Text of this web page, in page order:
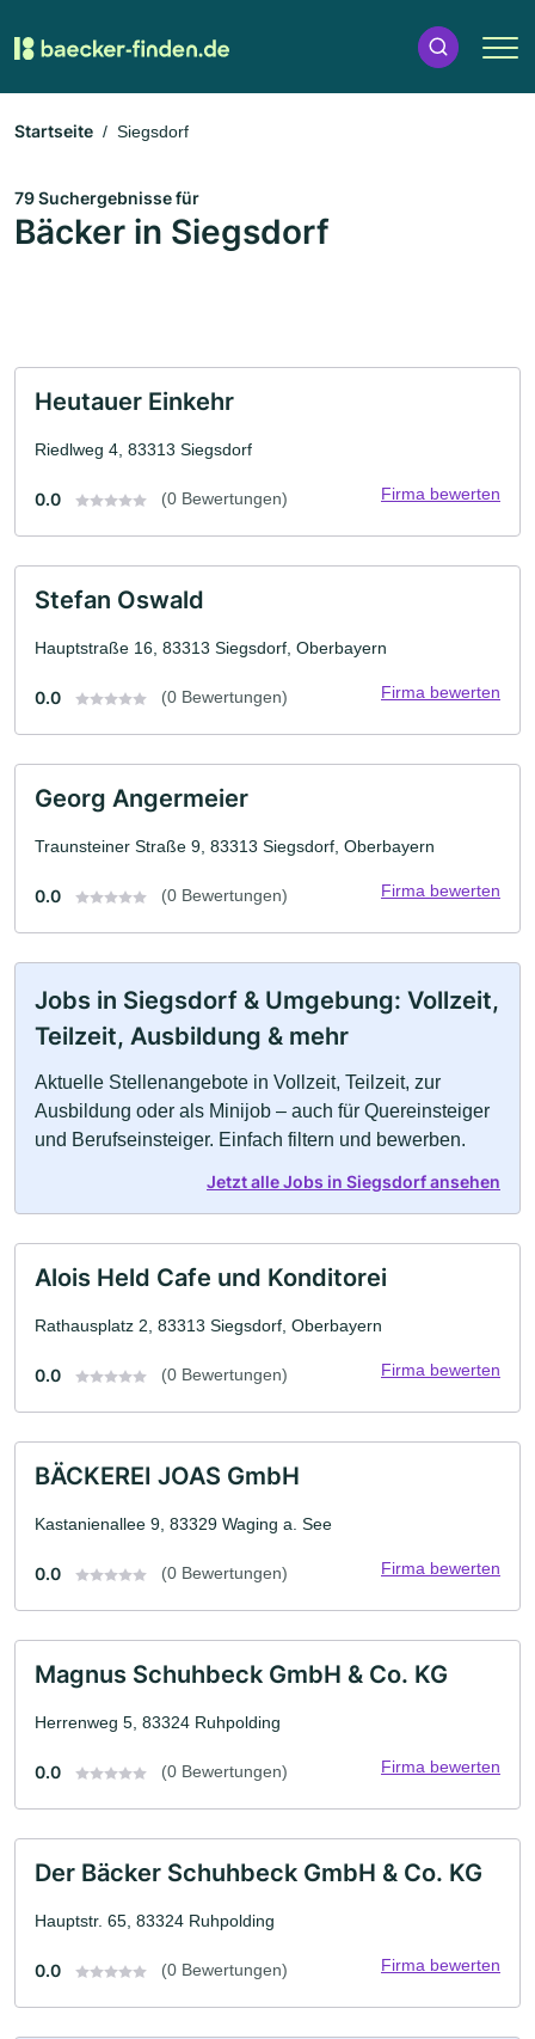
Startseite Siegsdorf
79 Suchergebnisse für
Bäcker in Siegsdorf
Heutauer Einkehr
Riedlweg 4, 83313 Siegsdorf
0.0 (0 Bewertungen) Firma bewerten
Stefan Oswald
Hauptstraße 16, 83313 Siegsdorf, Oberbayern
0.0 (0 Bewertungen) Firma bewerten
Georg Angermeier
Traunsteiner Straße 9, 83313 Siegsdorf, Oberbayern
0.0 (0 Bewertungen) Firma bewerten
Jobs in Siegsdorf & Umgebung: Vollzeit,
Teilzeit, Ausbildung & mehr
Aktuelle Stellenangebote in Vollzeit, Teilzeit, zur
Ausbildung oder als Minijob – auch für Quereinsteiger
und Berufseinsteiger. Einfach filtern und bewerben.
Jetzt alle Jobs in Siegsdorf ansehen
Alois Held Cafe und Konditorei
Rathausplatz 2, 83313 Siegsdorf, Oberbayern
0.0 (0 Bewertungen) Firma bewerten
BÄCKEREI JOAS GmbH
Kastanienallee 9, 83329 Waging a. See
0.0 (0 Bewertungen) Firma bewerten
Magnus Schuhbeck GmbH & Co. KG
Herrenweg 5, 83324 Ruhpolding
0.0 (0 Bewertungen) Firma bewerten
Der Bäcker Schuhbeck GmbH & Co. KG
Hauptstr. 65, 83324 Ruhpolding
0.0 (0 Bewertungen) Firma bewerten